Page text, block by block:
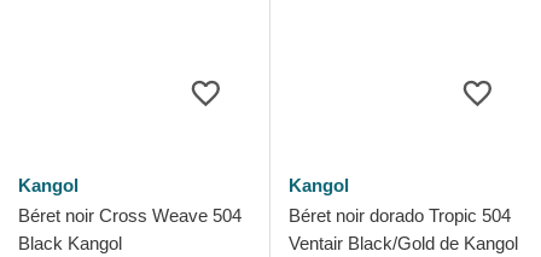
Kangol
Béret noir Cross Weave 504
Black Kangol
Kangol
Béret noir dorado Tropic 504
Ventair Black/Gold de Kangol